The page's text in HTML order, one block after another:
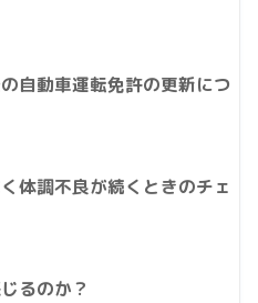
自動車運転免許の更新につ
体調不良が続くときのチェ
るのか？